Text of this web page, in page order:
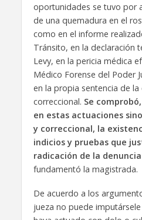
oportunidades se tuvo por
de una quemadura en el
como en el informe
Tránsito, en la declaración
Levy, en la pericia médica
Médico Forense del Poder
en la propia sentencia de la
correccional. Se
en estas actuaciones
y correccional, la
indicios y pruebas que
radicación de la
fundamentó la magistrada.
De acuerdo a los
jueza no puede